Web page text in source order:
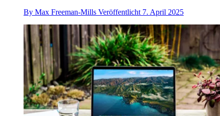
By Max Freeman-Mills Veröffentlicht 7. April 2025